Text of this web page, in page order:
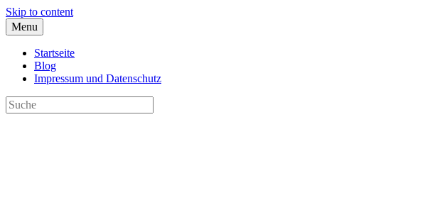
Skip to content
Menu
Startseite
Blog
Impressum und Datenschutz